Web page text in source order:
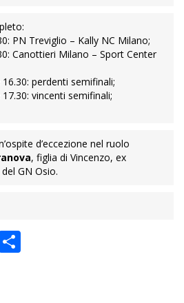
PN Treviglio – Kally NC Milano;
Canottieri Milano – Sport Center
perdenti semifinali;
vincenti semifinali;
d’eccezione nel ruolo
, figlia di Vincenzo, ex
GN Osio.